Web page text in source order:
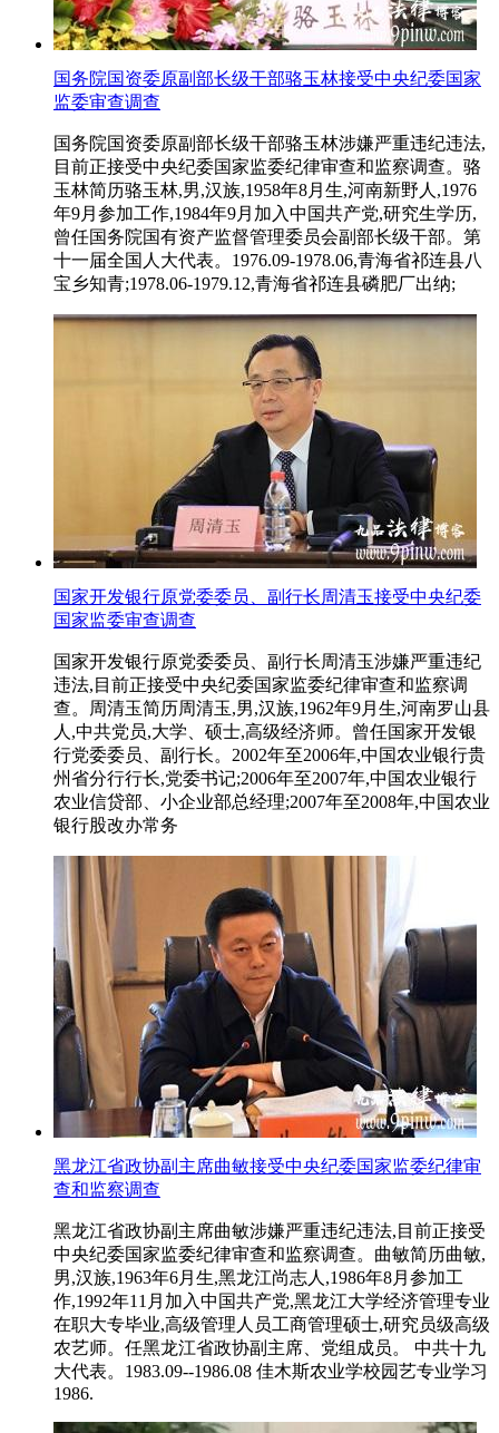
国务院国资委原副部长级干部骆玉林接受中央纪委国家
监委审查调查
国务院国资委原副部长级干部骆玉林涉嫌严重违纪违法,
目前正接受中央纪委国家监委纪律审查和监察调查。骆
玉林简历骆玉林,男,汉族,1958年8月生,河南新野人,1976
年9月参加工作,1984年9月加入中国共产党,研究生学历,
曾任国务院国有资产监督管理委员会副部长级干部。第
十一届全国人大代表。1976.09-1978.06,青海省祁连县八
宝乡知青;1978.06-1979.12,青海省祁连县磷肥厂出纳;
国家开发银行原党委委员、副行长周清玉接受中央纪委
国家监委审查调查
国家开发银行原党委委员、副行长周清玉涉嫌严重违纪
违法,目前正接受中央纪委国家监委纪律审查和监察调
查。周清玉简历周清玉,男,汉族,1962年9月生,河南罗山县
人,中共党员,大学、硕士,高级经济师。曾任国家开发银
行党委委员、副行长。2002年至2006年,中国农业银行贵
州省分行行长,党委书记;2006年至2007年,中国农业银行
农业信贷部、小企业部总经理;2007年至2008年,中国农业
银行股改办常务
黑龙江省政协副主席曲敏接受中央纪委国家监委纪律审
查和监察调查
黑龙江省政协副主席曲敏涉嫌严重违纪违法,目前正接受
中央纪委国家监委纪律审查和监察调查。曲敏简历曲敏,
男,汉族,1963年6月生,黑龙江尚志人,1986年8月参加工
作,1992年11月加入中国共产党,黑龙江大学经济管理专业
在职大专毕业,高级管理人员工商管理硕士,研究员级高级
农艺师。任黑龙江省政协副主席、党组成员。 中共十九
大代表。1983.09--1986.08 佳木斯农业学校园艺专业学习
1986.